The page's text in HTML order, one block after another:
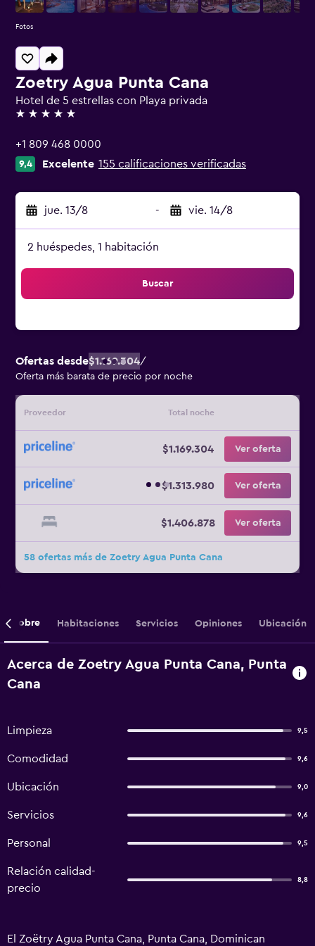
Zoetry Agua Punta Cana
Hotel de 5 estrellas con Playa privada
5 estrellas
+1 809 468 0000
9,4 Excelente 155 calificaciones verificadas
jue. 13/8 - vie. 14/8
2 huéspedes, 1 habitación
Buscar
Ofertas desde$1.169.304/
Oferta más barata de precio por noche
Proveedor Total noche
$1.169.304 Ver oferta
$1.313.980 Ver oferta
$1.406.878 Ver oferta
58 ofertas más de Zoetry Agua Punta Cana
Fotos
Sobre Habitaciones Servicios Opiniones Ubicación
Acerca de Zoetry Agua Punta Cana, Punta
Cana
Limpieza 9,5
Comodidad 9,6
Ubicación 9,0
Servicios 9,6
Personal 9,5
Relación calidad-
precio
8,8
El Zoëtry Agua Punta Cana, Punta Cana, Dominican